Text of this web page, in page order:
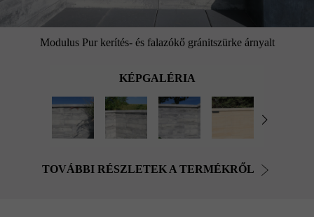
Modulus Pur kerítés- és falazókő gránitszürke árnyalt
KÉPGALÉRIA
TOVÁBBI RÉSZLETEK A TERMÉKRŐL